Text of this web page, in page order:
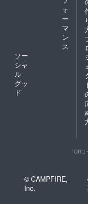
ォ
ー
マ
ン
ス
ソー
シャ
ル
グッ
ド
「QR
© CAMPFIRE,
Inc.